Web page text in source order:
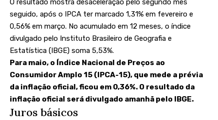
O resultado mostra desaceleração pelo segundo mês
seguido, após o IPCA ter marcado 1,31% em fevereiro e
0,56% em março. No acumulado em 12 meses, o índice
divulgado pelo Instituto Brasileiro de Geografia e
Estatística (IBGE) soma 5,53%.
Para maio, o Índice Nacional de Preços ao
Consumidor Amplo 15 (IPCA-15), que mede a prévia
da inflação oficial, ficou em 0,36%. O resultado da
inflação oficial será divulgado amanhã pelo IBGE.
Juros básicos